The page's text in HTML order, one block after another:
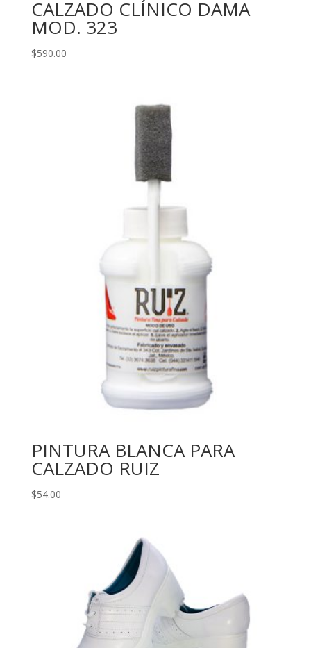
CALZADO CLÍNICO DAMA
MOD. 323
$590.00
PINTURA BLANCA PARA
CALZADO RUIZ
$54.00